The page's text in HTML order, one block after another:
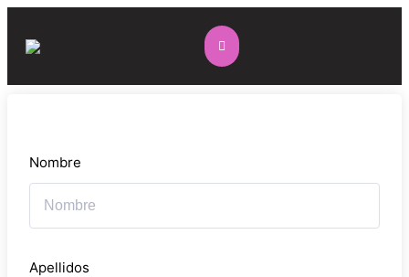
Nombre
Apellidos